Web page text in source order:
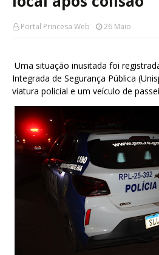
Portal Princesa Web 26 Maio
Uma situação inusitada foi
Integrada de Segurança Pública
viatura policial e um veículo de